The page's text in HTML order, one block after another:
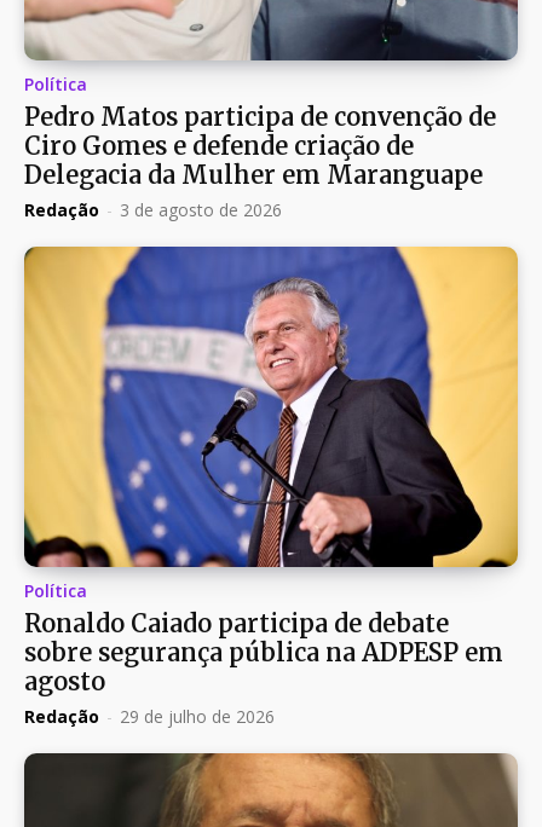
Política
Pedro Matos participa de convenção de
Ciro Gomes e defende criação de
Delegacia da Mulher em Maranguape
Redação - 3 de agosto de 2026
Política
Ronaldo Caiado participa de debate
sobre segurança pública na ADPESP em
agosto
Redação - 29 de julho de 2026